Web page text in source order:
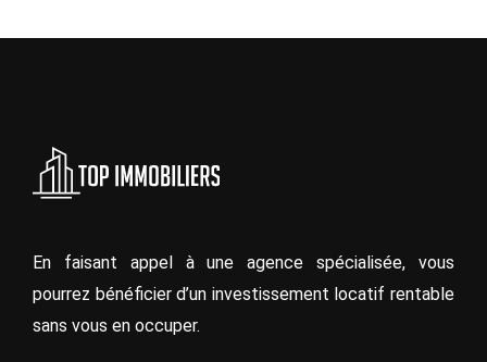
En faisant appel à une agence spécialisée, vous
pourrez bénéficier d’un investissement locatif rentable
sans vous en occuper.